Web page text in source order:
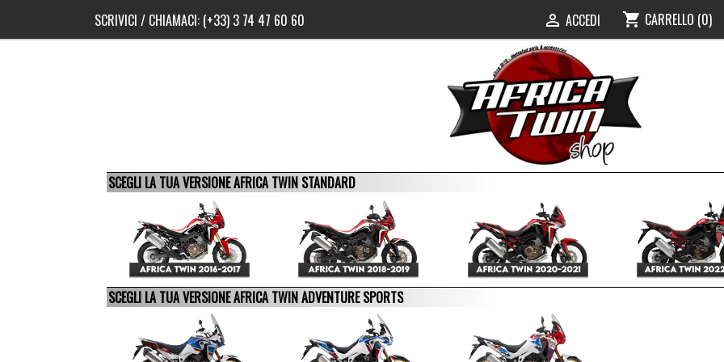
SCRIVICI / CHIAMACI: (+33) 3 74 47 60 60  ACCEDI shopping_cart CARRELLO (0)
SCEGLI LA TUA VERSIONE AFRICA TWIN STANDARD
SCEGLI LA TUA VERSIONE AFRICA TWIN ADVENTURE SPORTS